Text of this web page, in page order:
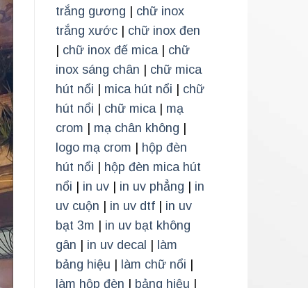
trắng gương
chữ inox
trắng xước| chữ inox đen
chữ inox đế mica| chữ
inox sáng chân
chữ mica
hút nổi
mica hút nổi
chữ
hút nổi
chữ mica| mạ
crom
mạ chân không
logo mạ crom
hộp đèn
hút nổi
hộp đèn mica hút
nổi
in uv| in uv phẳng
in
uv cuộn
in uv dtf| in uv
bạt 3m
in uv bạt không
gân
in uv decal
làm
bảng hiệu
làm chữ nổi
làm hộp đèn
bảng hiệu